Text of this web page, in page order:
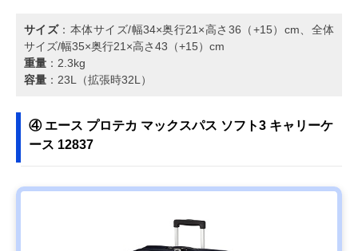
サイズ：本体サイズ/幅34×奥行21×高さ36（+15）cm、全体
サイズ/幅35×奥行21×高さ43（+15）cm
重量 ：2.3kg
容量 ：23L（拡張時32L）
④ エース プロテカ マックスパス ソフト3 キャリーケ
ース 12837